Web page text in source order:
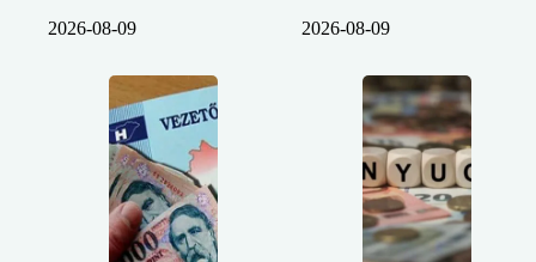
2026-08-09
2026-08-09